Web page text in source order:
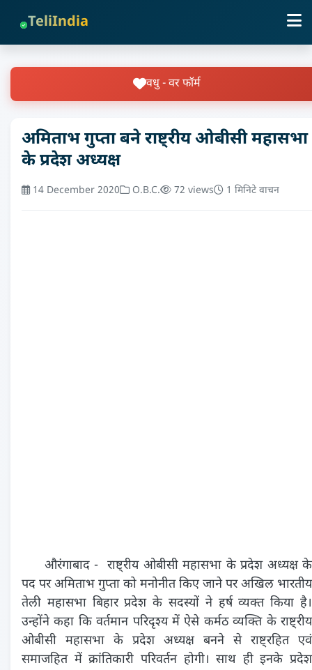
TeliIndia
वधु - वर फॉर्म
अमिताभ गुप्ता बने राष्ट्रीय ओबीसी महासभा
के प्रदेश अध्यक्ष
14 December 2020 O.B.C. 72 views 1 मिनिटे वाचन
औरंगाबाद - राष्ट्रीय ओबीसी महासभा के प्रदेश अध्यक्ष के
पद पर अमिताभ गुप्ता को मनोनीत किए जाने पर अखिल भारतीय
तेली महासभा बिहार प्रदेश के सदस्यों ने हर्ष व्यक्त किया है।
उन्होंने कहा कि वर्तमान परिदृश्य में ऐसे कर्मठ व्यक्ति के राष्ट्रीय
ओबीसी महासभा के प्रदेश अध्यक्ष बनने से राष्ट्रहित एवं
समाजहित में क्रांतिकारी परिवर्तन होगी। साथ ही इनके प्रदेश